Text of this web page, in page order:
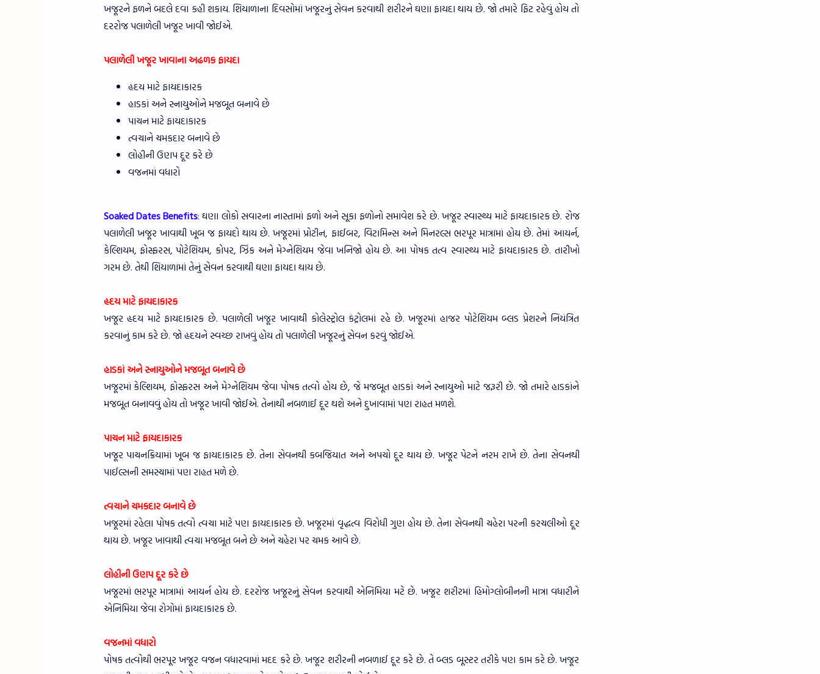
ખજૂરને ફળને બદલે દવા કહી શકાય. શિયાળાના દિવસોમાં ખજૂરનું સેવન કરવાથી શરીરને ઘણા ફાયદા થાય છે. જો તમારે ફિટ રહેવું હોય તો
દરરોજ પલાળેલી ખજૂર ખાવી જોઈએ.
પલાળેલી ખજૂર ખાવાના અઢળક ફાયદા
હૃદય માટે ફાયદાકારક
હાડકાં અને સ્નાયુઓને મજબૂત બનાવે છે
પાચન માટે ફાયદાકારક
ત્વચાને ચમકદાર બનાવે છે
લોહીની ઉણપ દૂર કરે છે
વજનમાં વધારો
Soaked Dates Benefits: ઘણા લોકો સવારના નાસ્તામાં ફળો અને સૂકા ફળોનો સમાવેશ કરે છે. ખજૂર સ્વાસ્થ્ય માટે ફાયદાકારક છે. રોજ
પલાળેલી ખજૂર ખાવાથી ખૂબ જ ફાયદો થાય છે. ખજૂરમાં પ્રોટીન, ફાઈબર, વિટામિન્સ અને મિનરલ્સ ભરપૂર માત્રામાં હોય છે. તેમાં આયર્ન,
કેલ્શિયમ, ફોસ્ફરસ, પોટેશિયમ, કોપર, ઝિંક અને મેગ્નેશિયમ જેવા ખનિજો હોય છે. આ પોષક તત્વ સ્વાસ્થ્ય માટે ફાયદાકારક છે. તારીખો
ગરમ છે. તેથી શિયાળામાં તેનું સેવન કરવાથી ઘણા ફાયદા થાય છે.
હૃદય માટે ફાયદાકારક
ખજૂર હૃદય માટે ફાયદાકારક છે. પલાળેલી ખજૂર ખાવાથી કોલેસ્ટ્રોલ કંટ્રોલમાં રહે છે. ખજૂરમાં હાજર પોટેશિયમ બ્લડ પ્રેશરને નિયંત્રિત
કરવાનું કામ કરે છે. જો હૃદયને સ્વચ્છ રાખવું હોય તો પલાળેલી ખજૂરનું સેવન કરવું જોઈએ.
હાડકાં અને સ્નાયુઓને મજબૂત બનાવે છે
ખજૂરમાં કેલ્શિયમ, ફોસ્ફરસ અને મેગ્નેશિયમ જેવા પોષક તત્વો હોય છે, જે મજબૂત હાડકાં અને સ્નાયુઓ માટે જરૂરી છે. જો તમારે હાડકાંને
મજબૂત બનાવવું હોય તો ખજૂર ખાવી જોઈએ. તેનાથી નબળાઈ દૂર થશે અને દુખાવામાં પણ રાહત મળશે.
પાચન માટે ફાયદાકારક
ખજૂર પાચનક્રિયામાં ખૂબ જ ફાયદાકારક છે. તેના સેવનથી કબજિયાત અને અપચો દૂર થાય છે. ખજૂર પેટને નરમ રાખે છે. તેના સેવનથી
પાઈલ્સની સમસ્યામાં પણ રાહત મળે છે.
ત્વચાને ચમકદાર બનાવે છે
ખજૂરમાં રહેલા પોષક તત્વો ત્વચા માટે પણ ફાયદાકારક છે. ખજૂરમાં વૃદ્ધત્વ વિરોધી ગુણ હોય છે. તેના સેવનથી ચહેરા પરની કરચલીઓ દૂર
થાય છે. ખજૂર ખાવાથી ત્વચા મજબૂત બને છે અને ચહેરા પર ચમક આવે છે.
લોહીની ઉણપ દૂર કરે છે
ખજૂરમાં ભરપૂર માત્રામાં આયર્ન હોય છે. દરરોજ ખજૂરનું સેવન કરવાથી એનિમિયા મટે છે. ખજૂર શરીરમાં હિમોગ્લોબીનની માત્રા વધારીને
એનિમિયા જેવા રોગોમાં ફાયદાકારક છે.
વજનમાં વધારો
પોષક તત્વોથી ભરપૂર ખજૂર વજન વધારવામાં મદદ કરે છે. ખજૂર શરીરની નબળાઈ દૂર કરે છે. તે બ્લડ બૂસ્ટર તરીકે પણ કામ કરે છે. ખજૂર